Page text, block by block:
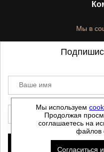
Мы в
©2021-2026 -
Данный сайт не
не является
Политика
Мы используем
Продолжая
соглашаетесь на
файлов
Согласиться
Ваше имя